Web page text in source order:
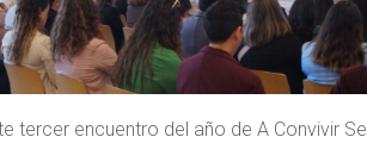
tercer encuentro del año de A Convivir